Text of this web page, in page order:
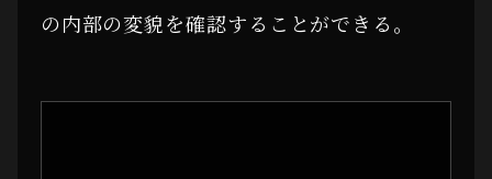
の内部の変貌を確認することができる。